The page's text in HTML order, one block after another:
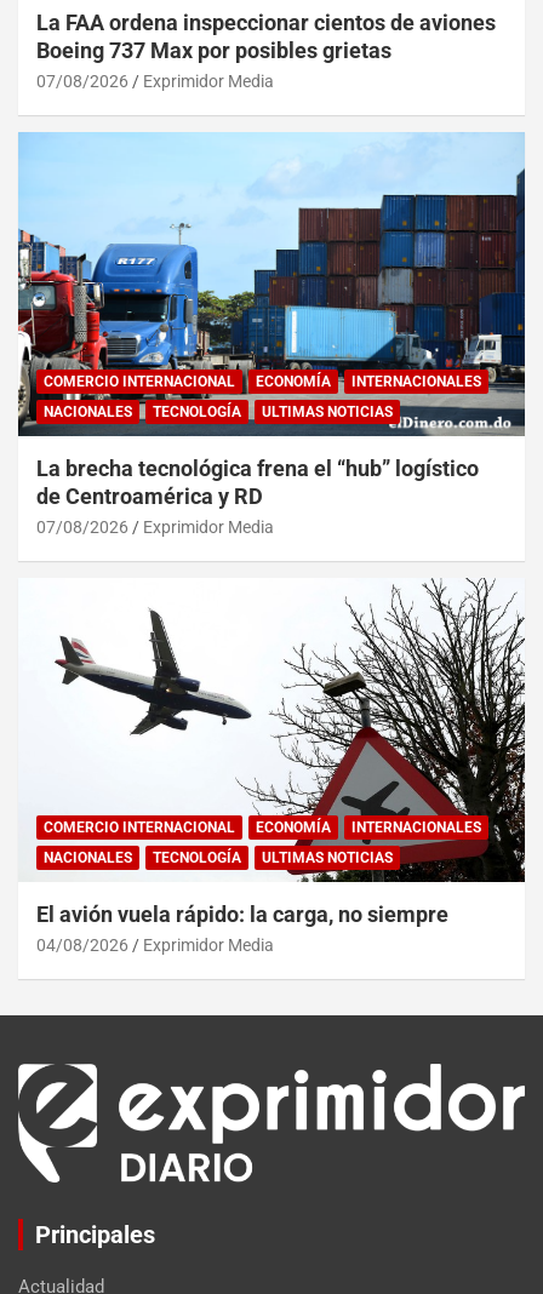
La FAA ordena inspeccionar cientos de aviones
Boeing 737 Max por posibles grietas
07/08/2026 Exprimidor Media
COMERCIO INTERNACIONAL ECONOMÍA
INTERNACIONALES
NACIONALES
TECNOLOGÍA ULTIMAS NOTICIAS
La brecha tecnológica frena el “hub” logístico
de Centroamérica y RD
07/08/2026 Exprimidor Media
COMERCIO INTERNACIONAL ECONOMÍA
INTERNACIONALES
NACIONALES
TECNOLOGÍA ULTIMAS NOTICIAS
El avión vuela rápido: la carga, no siempre
04/08/2026 Exprimidor Media
Principales
Actualidad